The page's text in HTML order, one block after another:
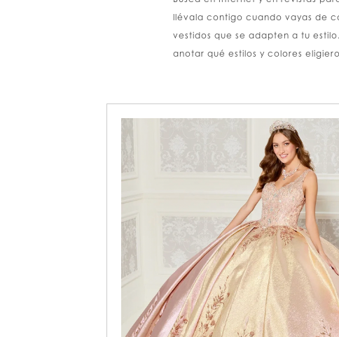
llévala contigo cuando vayas de
vestidos que se adapten a tu
anotar qué estilos y colores